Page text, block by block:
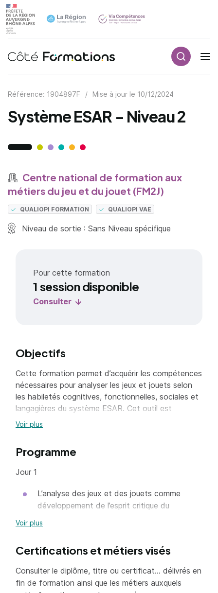
Navigation principale
Référence: 1904897F / Mise à jour le 10/12/2024
Système ESAR - Niveau 2
Centre national de formation aux
métiers du jeu et du jouet (FM2J)
QUALIOPI FORMATION QUALIOPI VAE
Niveau de sortie : Sans Niveau spécifique
Pour cette formation
1 session disponible
Consulter
Objectifs
Cette formation permet d’acquérir les compétences
nécessaires pour analyser les jeux et jouets selon
les habiletés cognitives, fonctionnelles, sociales et
langagières du système ESAR. Cet outil est
indispensable pour proposer des jeux et jouets de
Objectifs :
Analyser des jeux et jouets selon les
habiletés cognitives, fonctionnelles et
motrices, sociales et langagières
Utiliser une méthodologie d'analyse
des supports ludiques adaptés
Voir plus
Programme
Jour 1
L’analyse des jeux et des jouets comme
développement de l’esprit critique du
C du système ESAR :
Les habiletés cognitives
Les habiletés fonctionnelles et
Voir plus
Certifications et métiers visés
Consulter le diplôme, titre ou certificat... délivrés en
fin de formation ainsi que les métiers auxquels